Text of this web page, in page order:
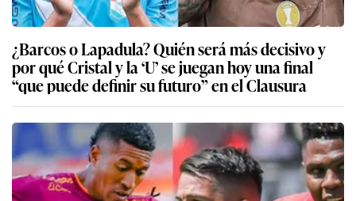
¿Barcos o Lapadula? Quién será más decisivo y
por qué Cristal y la ‘U’ se juegan hoy una final
“que puede definir su futuro” en el Clausura